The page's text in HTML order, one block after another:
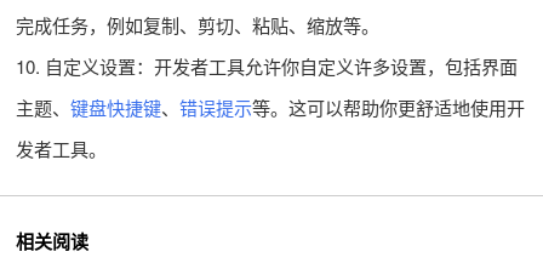
完成任务，例如复制、剪切、粘贴、缩放等。
10. 自定义设置：开发者工具允许你自定义许多设置，包括界面
主题、 键盘快捷键、 错误提示等。这可以帮助你更舒适地使用开
发者工具。
相关阅读